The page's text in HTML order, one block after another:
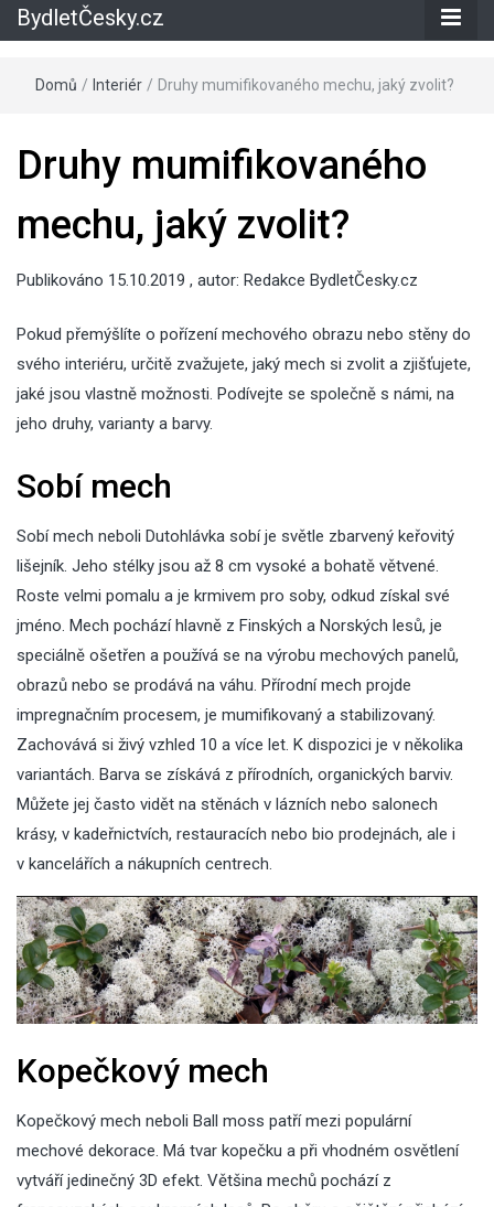
BydletČesky.cz
Domů / Interiér / Druhy mumifikovaného mechu, jaký zvolit?
Druhy mumifikovaného
mechu, jaký zvolit?
Publikováno 15.10.2019 , autor: Redakce BydletČesky.cz
Pokud přemýšlíte o pořízení mechového obrazu nebo stěny do
svého interiéru, určitě zvažujete, jaký mech si zvolit a zjišťujete,
jaké jsou vlastně možnosti. Podívejte se společně s námi, na
jeho druhy, varianty a barvy.
Sobí mech
Sobí mech neboli Dutohlávka sobí je světle zbarvený keřovitý
lišejník. Jeho stélky jsou až 8 cm vysoké a bohatě větvené.
Roste velmi pomalu a je krmivem pro soby, odkud získal své
jméno. Mech pochází hlavně z Finských a Norských lesů, je
speciálně ošetřen a používá se na výrobu mechových panelů,
obrazů nebo se prodává na váhu. Přírodní mech projde
impregnačním procesem, je mumifikovaný a stabilizovaný.
Zachovává si živý vzhled 10 a více let. K dispozici je v několika
variantách. Barva se získává z přírodních, organických barviv.
Můžete jej často vidět na stěnách v lázních nebo salonech
krásy, v kadeřnictvích, restauracích nebo bio prodejnách, ale i
v kancelářích a nákupních centrech.
Kopečkový mech
Kopečkový mech neboli Ball moss patří mezi populární
mechové dekorace. Má tvar kopečku a při vhodném osvětlení
vytváří jedinečný 3D efekt. Většina mechů pochází z